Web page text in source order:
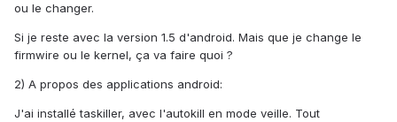
ou le changer.
Si je reste avec la version 1.5 d'android. Mais que je change le
firmwire ou le kernel, ça va faire quoi ?
2) A propos des applications android:
J'ai installé taskiller, avec l'autokill en mode veille. Tout